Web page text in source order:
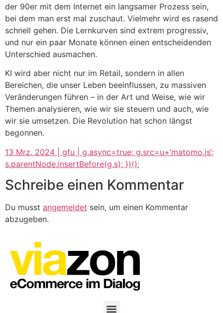
der 90er mit dem Internet ein langsamer Prozess sein,
bei dem man erst mal zuschaut. Vielmehr wird es rasend
schnell gehen. Die Lernkurven sind extrem progressiv,
und nur ein paar Monate können einen entscheidenden
Unterschied ausmachen.
KI wird aber nicht nur im Retail, sondern in allen
Bereichen, die unser Leben beeinflussen, zu massiven
Veränderungen führen – in der Art und Weise, wie wir
Themen analysieren, wie wir sie steuern und auch, wie
wir sie umsetzen. Die Revolution hat schon längst
begonnen.
13 Mrz. 2024 | gfu | g.async=true; g.src=u+’matomo.js‘;
s.parentNode.insertBefore(g,s); })();
Schreibe einen Kommentar
Du musst angemeldet sein, um einen Kommentar
abzugeben.